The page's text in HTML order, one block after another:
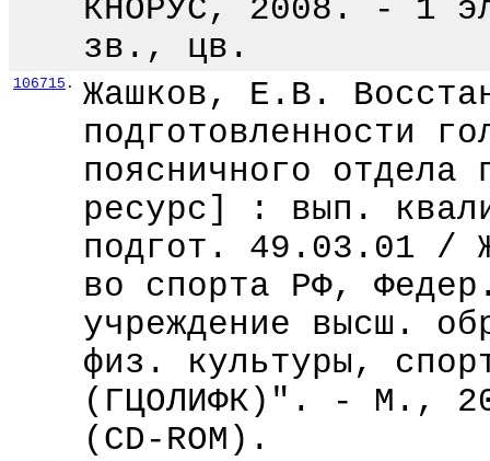
КНОРУС, 2008. - 1
зв., цв.
106715 .
Жашков, Е.В.
подготовленности
поясничного отдела
ресурс] : вып.
подгот. 49.03.01 /
во спорта РФ,
учреждение высш.
физ. культуры,
(ГЦОЛИФК)". - М.,
(CD-ROM).